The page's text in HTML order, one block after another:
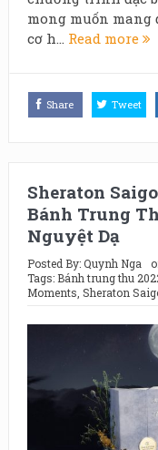
mong muốn
cơ h... Read more
Share Tweet
Sheraton
Bánh Trung
Nguyệt Dạ
Posted By:Quynh Nga
Tags: Bánh trung thu
Moments Sheraton